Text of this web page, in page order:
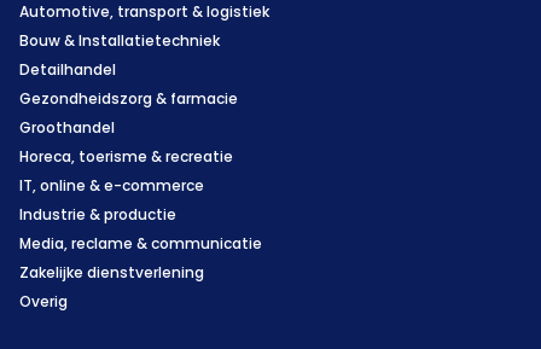
Automotive, transport & logistiek
Bouw & Installatietechniek
Detailhandel
Gezondheidszorg & farmacie
Groothandel
Horeca, toerisme & recreatie
IT, online & e-commerce
Industrie & productie
Media, reclame & communicatie
Zakelijke dienstverlening
Overig